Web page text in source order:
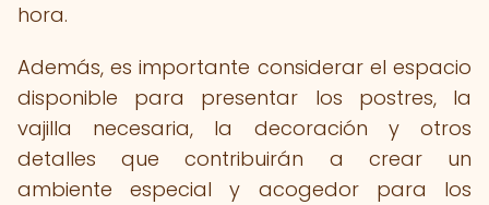
hora.
Además, es importante considerar el espacio
disponible para presentar los postres, la
vajilla necesaria, la decoración y otros
detalles que contribuirán a crear un
ambiente especial y acogedor para los